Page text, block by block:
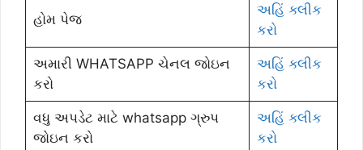
હોમ પેજ
અહિં ક્લીક
કરો
અમારી WHATSAPP ચેનલ જોઇન
કરો
અહિં ક્લીક
કરો
વધુ અપડેટ માટે whatsapp ગ્રુપ
જોઇન કરો
અહિં ક્લીક
કરો